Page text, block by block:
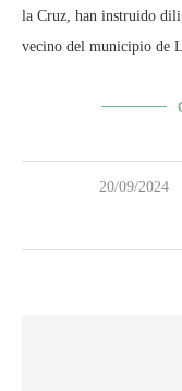
la Cruz, han instruido
vecino del municipio de
20/09/2024